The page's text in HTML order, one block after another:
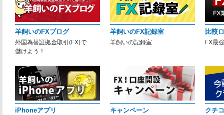
羊飼いのFXブログ
外国為替証拠金取引(FX)で
儲けよう！
羊飼いのFX記録室
羊飼いの記録室
比較
FX最
iPhoneアプリ キャンペーン クチ